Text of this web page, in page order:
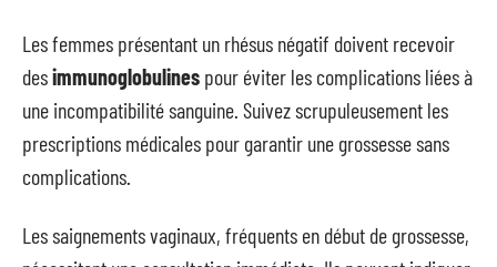
Les femmes présentant un rhésus négatif doivent recevoir
desimmunoglobulines pour éviter les complications liées à
une incompatibilité sanguine. Suivez scrupuleusement les
prescriptions médicales pour garantir une grossesse sans
complications.
Les saignements vaginaux, fréquents en début de grossesse,